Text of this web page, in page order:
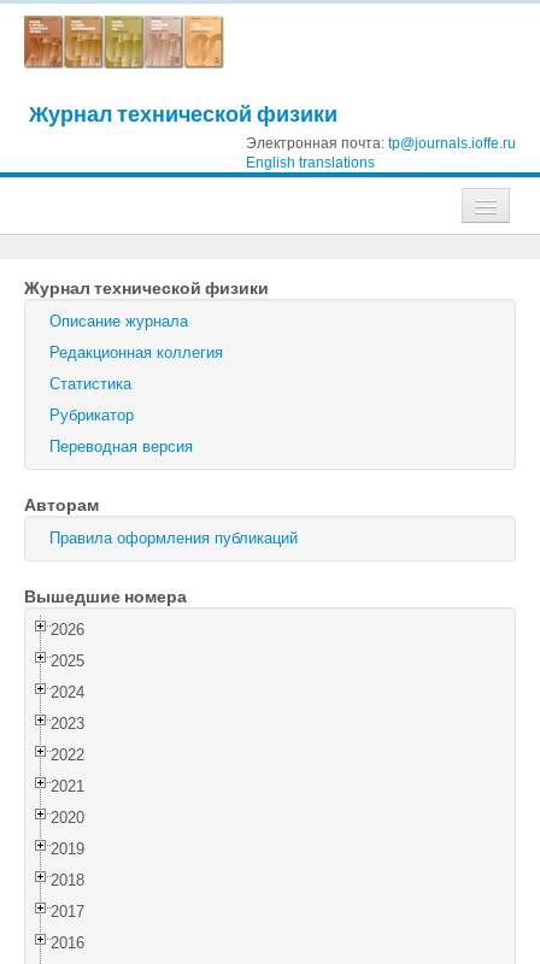
Журнал технической физики
Электронная почта: tp@journals.ioffe.ru
English translations
Журнал технической физики
Письма в Журнал технической физики
Физика твердого тела
Поиск
Журнал технической физики
Описание журнала
Редакционная коллегия
Статистика
Рубрикатор
Переводная версия
Авторам
Правила оформления публикаций
Вышедшие номера
2026
2025
2024
2023
2022
2021
2020
2019
2018
2017
2016